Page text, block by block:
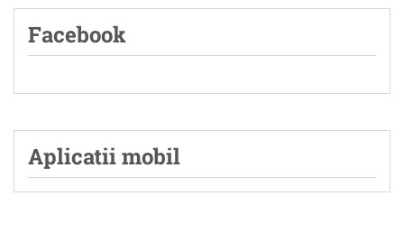
Facebook
Aplicatii mobil